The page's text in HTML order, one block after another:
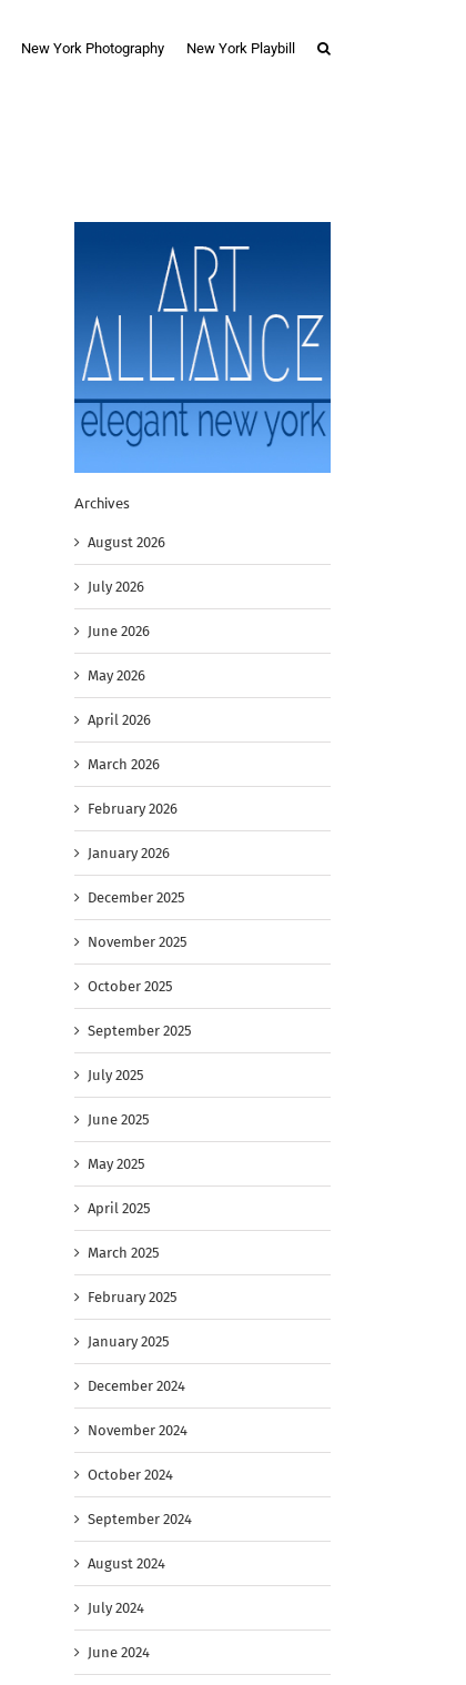
New York Photography New York Playbill
Archives
August 2026
July 2026
June 2026
May 2026
April 2026
March 2026
February 2026
January 2026
December 2025
November 2025
October 2025
September 2025
July 2025
June 2025
May 2025
April 2025
March 2025
February 2025
January 2025
December 2024
November 2024
October 2024
September 2024
August 2024
July 2024
June 2024